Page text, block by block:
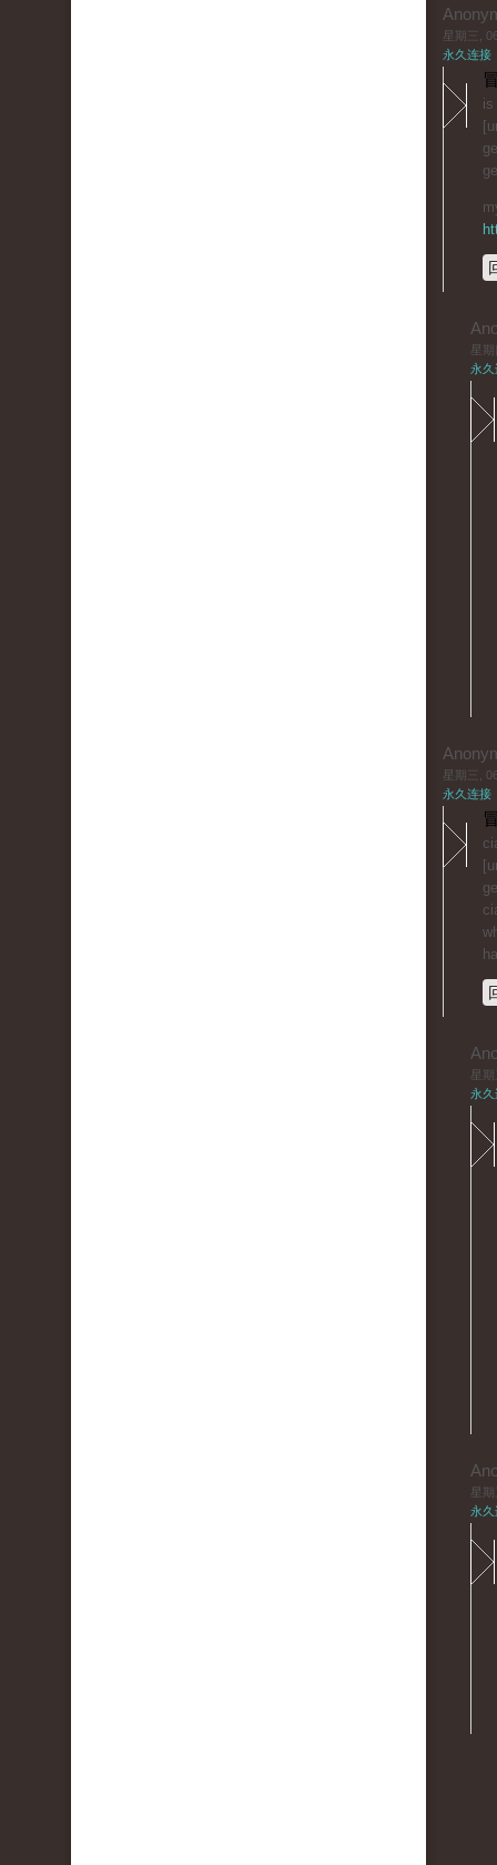
星期三,
永久连接
is
星
永久
星期三,
永久连接
星
永久
星
永久